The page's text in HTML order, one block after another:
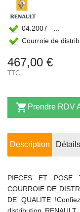
04.2007 - ...
Courroie de
467,00 €
TTC
 Prendre RDV
Description
PIECES ET POSE
COURROIE DE
DE QUALITE